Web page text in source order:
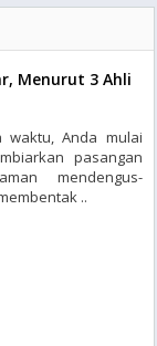
Menurut 3 Ahli
waktu, Anda mulai
pasangan
mendengus-
..